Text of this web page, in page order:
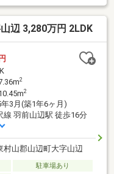
ラッグ山辺店…徒歩24分
辺 3,280万円 2LDK
2
2
年3月(築1年6ヶ月)
線 羽前山辺駅 徒歩16分
村山郡山辺町大字山辺
駐車場あり